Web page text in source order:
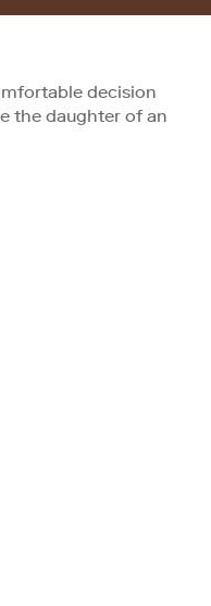
decision
the daughter of an